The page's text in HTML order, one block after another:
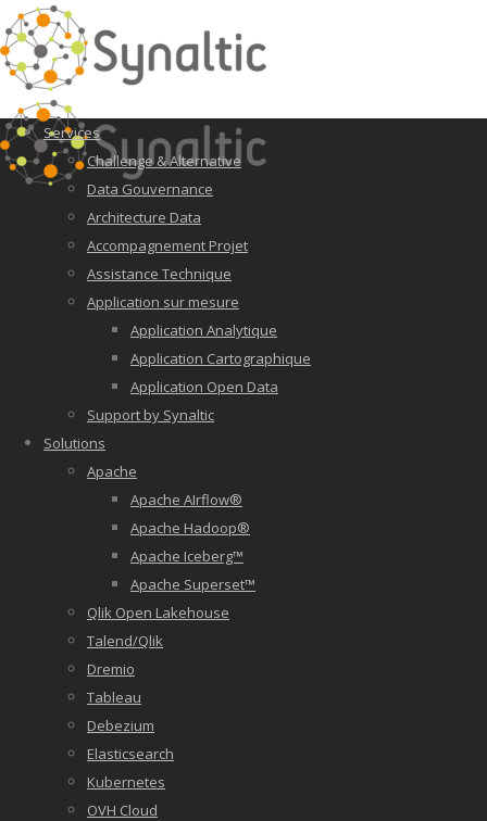
Services
Challenge & Alternative
Data Gouvernance
Architecture Data
Accompagnement Projet
Assistance Technique
Application sur mesure
Application Analytique
Application Cartographique
Application Open Data
Support by Synaltic
Solutions
Apache
Apache AIrflow®
Apache Hadoop®
Apache Iceberg™
Apache Superset™
Qlik Open Lakehouse
Talend/Qlik
Dremio
Tableau
Debezium
Elasticsearch
Kubernetes
OVH Cloud